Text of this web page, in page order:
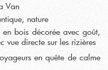
Van
nature
bois décorée avec goût,
vue directe sur les rizières
en quête de calme